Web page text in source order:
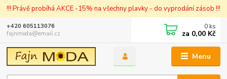
!!! Právě probíhá AKCE -15% na všechny plavky - do vyprodání zásob !!!
Menu
+420 605113076
fajnmoda@email.cz
0 ks
za 0,00 Kč